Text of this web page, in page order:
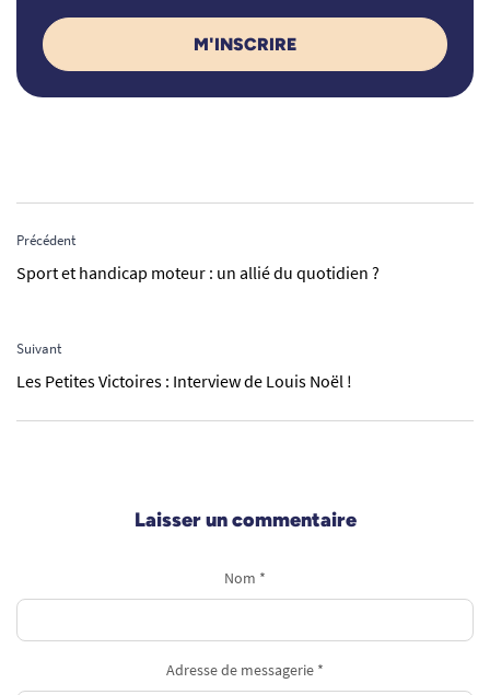
M'INSCRIRE
Précédent
Sport et handicap moteur : un allié du quotidien ?
Suivant
Les Petites Victoires : Interview de Louis Noël !
Laisser un commentaire
Nom *
Adresse de messagerie *